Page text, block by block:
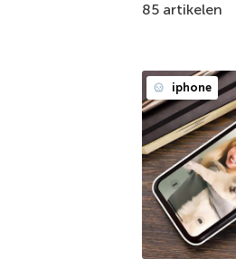
85 artikelen
iphone